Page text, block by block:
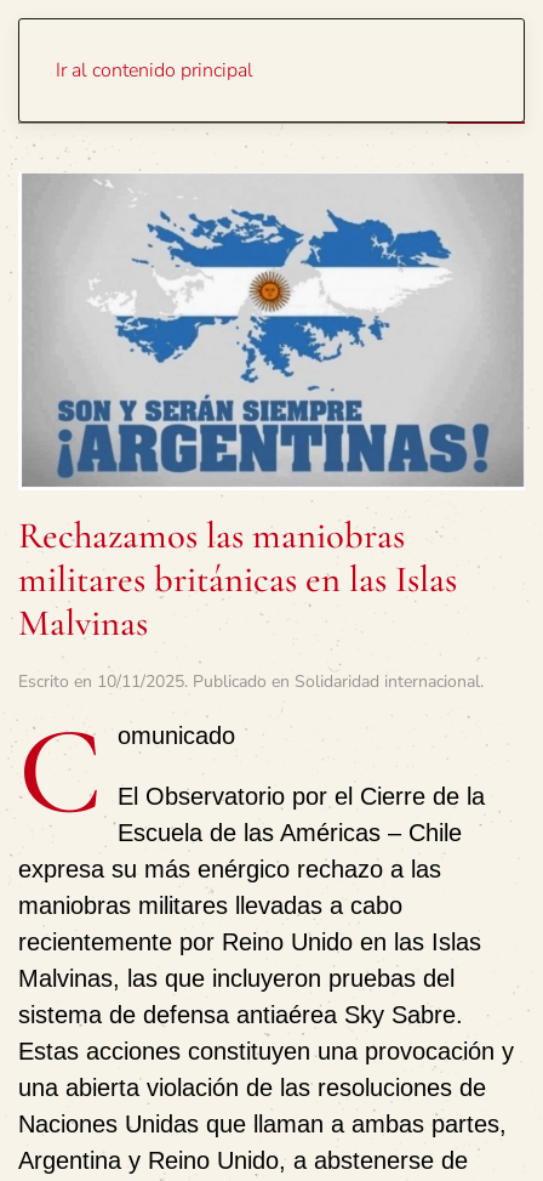
Ir al contenido principal
Rechazamos las maniobras
militares británicas en las Islas
Malvinas
Escrito en 10/11/2025. Publicado en Solidaridad internacional.
C omunicado
El Observatorio por el Cierre de la
Escuela de las Américas – Chile
expresa su más enérgico rechazo a las
maniobras militares llevadas a cabo
recientemente por Reino Unido en las Islas
Malvinas, las que incluyeron pruebas del
sistema de defensa antiaérea Sky Sabre.
Estas acciones constituyen una provocación y
una abierta violación de las resoluciones de
Naciones Unidas que llaman a ambas partes,
Argentina y Reino Unido, a abstenerse de